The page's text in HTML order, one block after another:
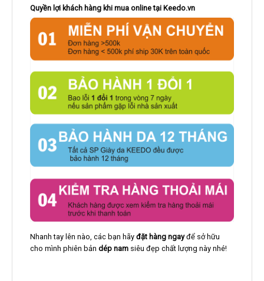
Quyền lợi khách hàng khi mua online tại Keedo.vn
Nhanh tay lên nào, các bạn hãy đặt hàng ngayđể sở hữu
cho mình phiên bản dép nam siêu đẹp chất lượng này nhé!